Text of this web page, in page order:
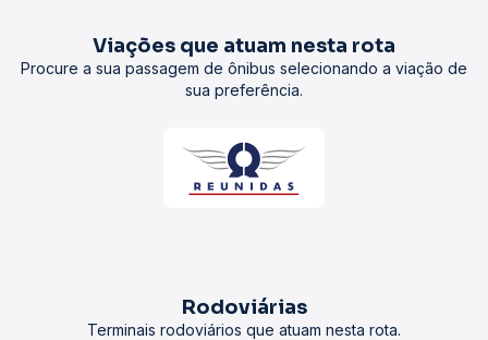
Viações que atuam nesta rota
Procure a sua passagem de ônibus selecionando a viação de
sua preferência.
Rodoviárias
Terminais rodoviários que atuam nesta rota.